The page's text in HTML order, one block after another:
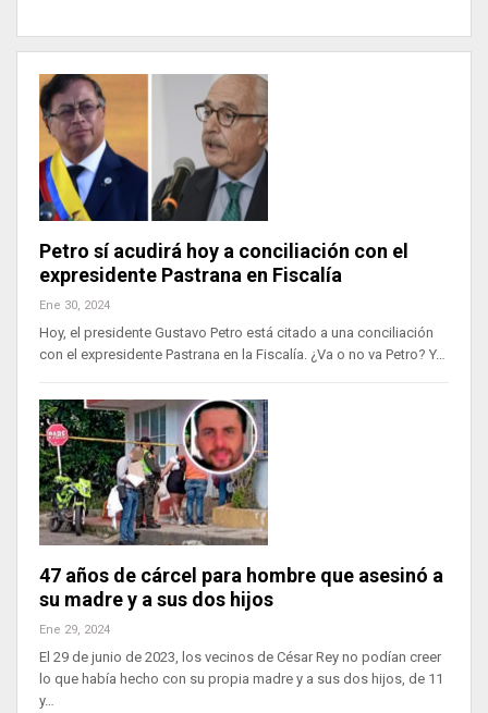
Petro sí acudirá hoy a conciliación con el
expresidente Pastrana en Fiscalía
Ene 30, 2024
Hoy, el presidente Gustavo Petro está citado a una conciliación
con el expresidente Pastrana en la Fiscalía. ¿Va o no va Petro? Y…
47 años de cárcel para hombre que asesinó a
su madre y a sus dos hijos
Ene 29, 2024
El 29 de junio de 2023, los vecinos de César Rey no podían creer
lo que había hecho con su propia madre y a sus dos hijos, de 11
y…